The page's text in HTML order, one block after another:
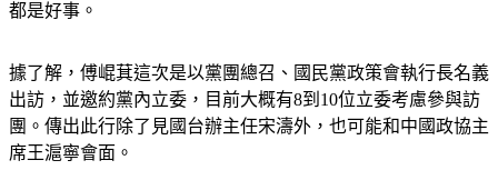
都是好事。
據了解，傅崐萁這次是以黨團總召、國民黨政策會執行長名義
出訪，並邀約黨內立委，目前大概有8到10位立委考慮參與訪
團。傳出此行除了見國台辦主任宋濤外，也可能和中國政協主
席王滬寧會面。